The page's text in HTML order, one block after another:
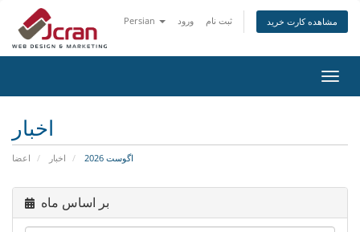
Persian ورود ثبت نام مشاهده کارت خرید
تغییر
اخبار
اعضا اخبار اگوست 2026
بر اساس ماه